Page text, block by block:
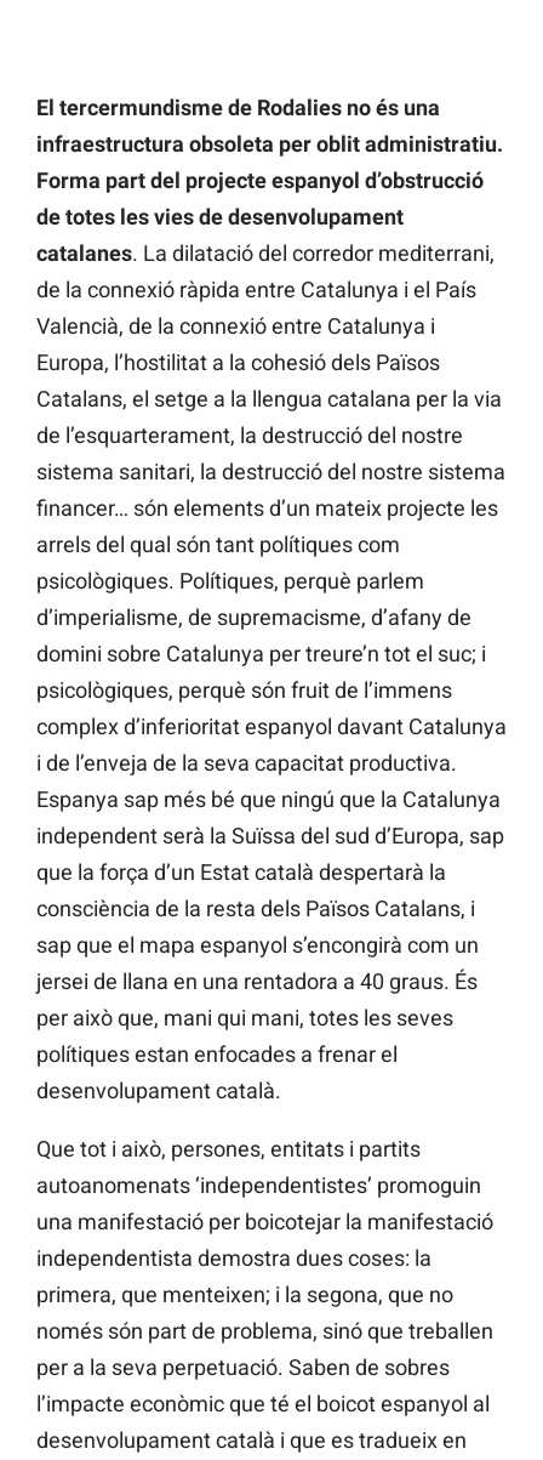
El tercermundisme de Rodalies no és una
infraestructura obsoleta per oblit administratiu.
Forma part del projecte espanyol d’obstrucció
de totes les vies de desenvolupament
catalanes. La dilatació del corredor mediterrani,
de la connexió ràpida entre Catalunya i el País
Valencià, de la connexió entre Catalunya i
Europa, l’hostilitat a la cohesió dels Països
Catalans, el setge a la llengua catalana per la via
de l’esquarterament, la destrucció del nostre
sistema sanitari, la destrucció del nostre sistema
financer… són elements d’un mateix projecte les
arrels del qual són tant polítiques com
psicològiques. Polítiques, perquè parlem
d’imperialisme, de supremacisme, d’afany de
domini sobre Catalunya per treure’n tot el suc; i
psicològiques, perquè són fruit de l’immens
complex d’inferioritat espanyol davant Catalunya
i de l’enveja de la seva capacitat productiva.
Espanya sap més bé que ningú que la Catalunya
independent serà la Suïssa del sud d’Europa, sap
que la força d’un Estat català despertarà la
consciència de la resta dels Països Catalans, i
sap que el mapa espanyol s’encongirà com un
jersei de llana en una rentadora a 40 graus. És
per això que, mani qui mani, totes les seves
polítiques estan enfocades a frenar el
desenvolupament català.
Que tot i això, persones, entitats i partits
autoanomenats ‘independentistes’ promoguin
una manifestació per boicotejar la manifestació
independentista demostra dues coses: la
primera, que menteixen; i la segona, que no
només són part de problema, sinó que treballen
per a la seva perpetuació. Saben de sobres
l’impacte econòmic que té el boicot espanyol al
desenvolupament català i que es tradueix en